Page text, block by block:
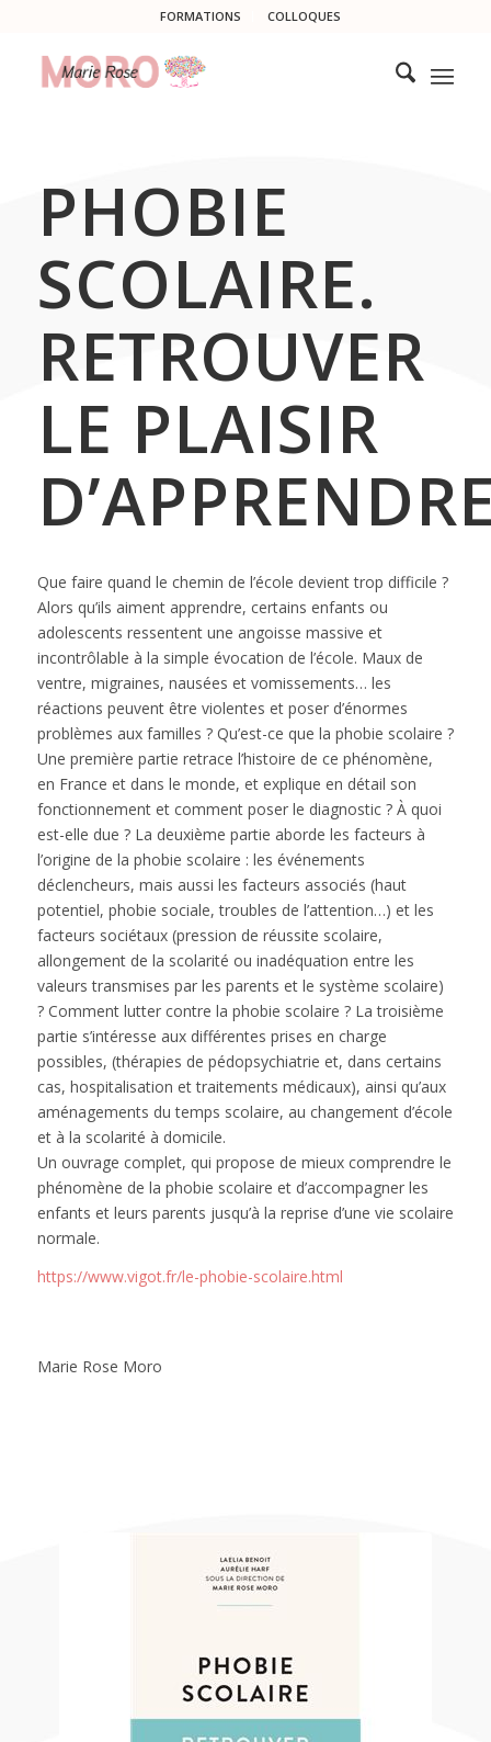
FORMATIONS COLLOQUES
PHOBIE
SCOLAIRE.
RETROUVER
LE PLAISIR
Que faire quand le chemin de l’école devient trop difficile ?
Alors qu’ils aiment apprendre, certains enfants ou
adolescents ressentent une angoisse massive et
incontrôlable à la simple évocation de l’école. Maux de
ventre, migraines, nausées et vomissements… les
réactions peuvent être violentes et poser d’énormes
problèmes aux familles ? Qu’est-ce que la phobie scolaire ?
Une première partie retrace l’histoire de ce phénomène,
en France et dans le monde, et explique en détail son
fonctionnement et comment poser le diagnostic ? À quoi
est-elle due ? La deuxième partie aborde les facteurs à
l’origine de la phobie scolaire : les événements
déclencheurs, mais aussi les facteurs associés (haut
potentiel, phobie sociale, troubles de l’attention…) et les
facteurs sociétaux (pression de réussite scolaire,
allongement de la scolarité ou inadéquation entre les
valeurs transmises par les parents et le système scolaire)
? Comment lutter contre la phobie scolaire ? La troisième
partie s’intéresse aux différentes prises en charge
possibles, (thérapies de pédopsychiatrie et, dans certains
cas, hospitalisation et traitements médicaux), ainsi qu’aux
aménagements du temps scolaire, au changement d’école
et à la scolarité à domicile.
Un ouvrage complet, qui propose de mieux comprendre le
phénomène de la phobie scolaire et d’accompagner les
enfants et leurs parents jusqu’à la reprise d’une vie scolaire
normale.
https://www.vigot.fr/le-phobie-scolaire.html
Marie Rose Moro